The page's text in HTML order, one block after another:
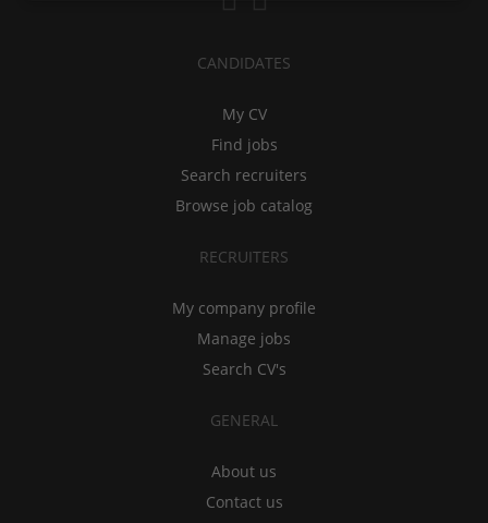
CANDIDATES
My CV
Find jobs
Search recruiters
Browse job catalog
RECRUITERS
My company profile
Manage jobs
Search CV's
GENERAL
About us
Contact us